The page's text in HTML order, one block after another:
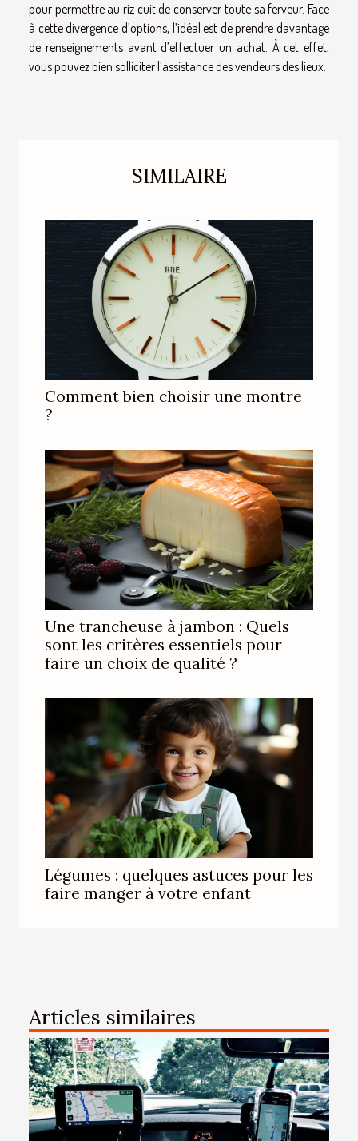
pour permettre au riz cuit de conserver toute sa ferveur. Face
à cette divergence d’options, l’idéal est de prendre davantage
de renseignements avant d’effectuer un achat. À cet effet,
vous pouvez bien solliciter l’assistance des vendeurs des lieux.
SIMILAIRE
Comment bien choisir une montre
?
Une trancheuse à jambon : Quels
sont les critères essentiels pour
faire un choix de qualité ?
Légumes : quelques astuces pour les
faire manger à votre enfant
Articles similaires